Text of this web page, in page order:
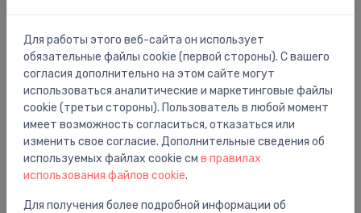
Описание товара
priekšējais panelis vannai Activa (L/R), 1500 mm, balts
Вам также может понравиться
Для работы этого веб-сайта он использует
обязательные файлы cookie (первой стороны). С вашего
согласия дополнительно на этом сайте могут
использоваться аналитические и маркетинговые файлы
cookie (третьи стороны). Пользователь в любой момент
имеет возможность согласиться, отказаться или
изменить свое согласие. Дополнительные сведения об
используемых файлах cookie см в правилах
использования файлов cookie.
Для получения более подробной информации об